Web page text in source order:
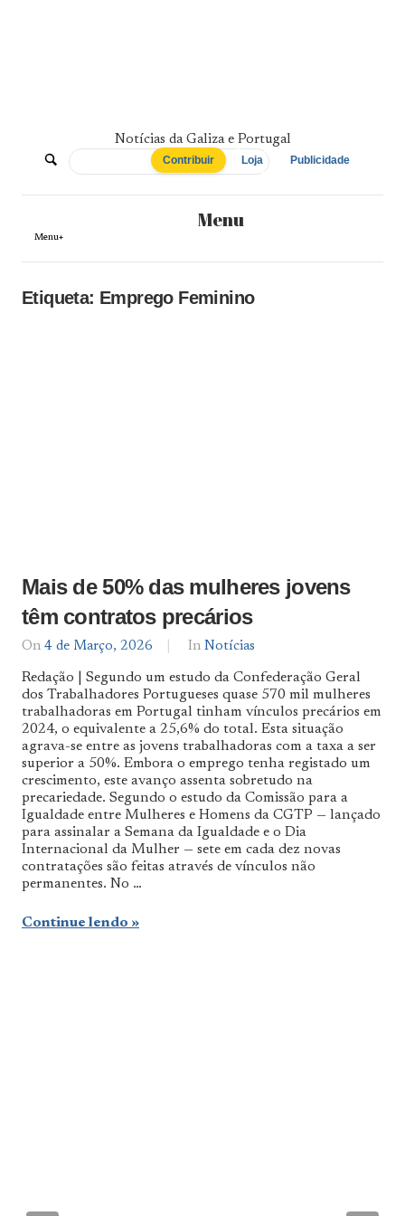
De
Norte
a
Sul
Notícias da Galiza e Portugal
Contribuir Loja Publicidade
Menu
Menu+
Etiqueta: Emprego Feminino
Mais de 50% das mulheres jovens
têm contratos precários
On 4 de Março, 2026
By
De
Norte
a
Sul
In Notícias
Redação | Segundo um estudo da Confederação Geral
dos Trabalhadores Portugueses quase 570 mil mulheres
trabalhadoras em Portugal tinham vínculos precários em
2024, o equivalente a 25,6% do total. Esta situação
agrava-se entre as jovens trabalhadoras com a taxa a ser
superior a 50%. Embora o emprego tenha registado um
crescimento, este avanço assenta sobretudo na
precariedade. Segundo o estudo da Comissão para a
Igualdade entre Mulheres e Homens da CGTP — lançado
para assinalar a Semana da Igualdade e o Dia
Internacional da Mulher — sete em cada dez novas
contratações são feitas através de vínculos não
permanentes. No …
Continue lendo